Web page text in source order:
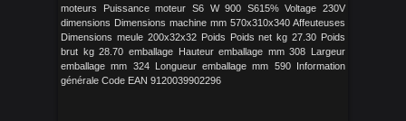
moteurs Puissance moteur S6 W 900 S615% Voltage 230V
dimensions Dimensions machine mm 570x310x340 Affeuteuses
Dimensions meule 200x32x32 Poids Poids net kg 27.30 Poids
brut kg 28.70 emballage Hauteur emballage mm 308 Largeur
emballage mm 324 Longueur emballage mm 590 Information
générale Code EAN 9120039902296